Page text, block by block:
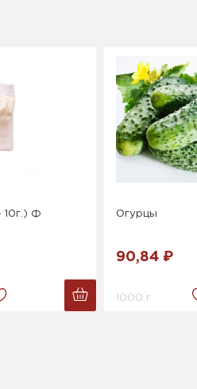
10г.) Ф Огурцы
90,84 ₽
1000 г.